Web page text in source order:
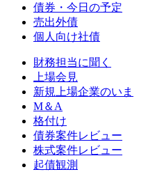
債券・今日の予定
売出外債
個人向け社債
財務担当に聞く
上場会見
新規上場企業のいま
M＆A
格付け
債券案件レビュー
株式案件レビュー
起債観測